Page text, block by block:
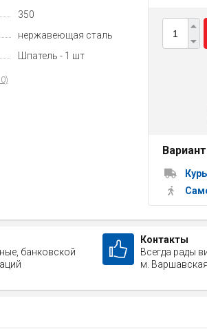
350
нержавеющая сталь
Шпатель - 1 шт
банковской
Контакты
Всегда рады
м.